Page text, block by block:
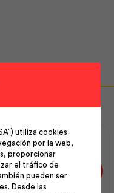
utiliza cookies
por la web,
proporcionar
el tráfico de
pueden ser
Desde las